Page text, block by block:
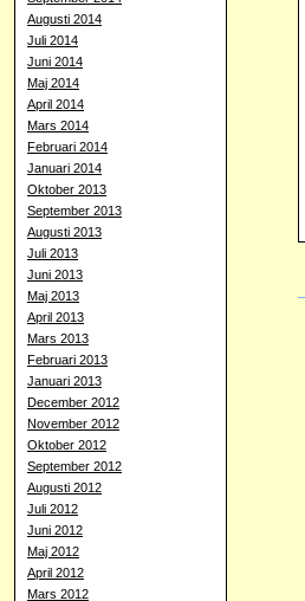
Augusti 2014
Juli 2014
Juni 2014
Maj 2014
April 2014
Mars 2014
Februari 2014
Januari 2014
Oktober 2013
September 2013
Augusti 2013
Juli 2013
Juni 2013
Maj 2013
April 2013
Mars 2013
Februari 2013
Januari 2013
December 2012
November 2012
Oktober 2012
September 2012
Augusti 2012
Juli 2012
Juni 2012
Maj 2012
April 2012
Mars 2012